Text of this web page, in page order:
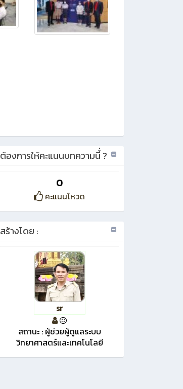
ต้องการให้คะแนนบทความนี้่ ?
0
คะแนนโหวด
สร้างโดย :
sr
สถานะ : ผู้ช่วยผู้ดูแลระบบ
วิทยาศาสตร์และเทคโนโลยี